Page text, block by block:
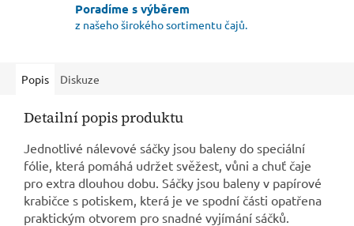
Poradíme s výběrem
z našeho širokého sortimentu čajů.
Popis Diskuze
Detailní popis produktu
Jednotlivé nálevové sáčky jsou baleny do speciální
fólie, která pomáhá udržet svěžest, vůni a chuť čaje
pro extra dlouhou dobu. Sáčky jsou baleny v papírové
krabičce s potiskem, která je ve spodní části opatřena
praktickým otvorem pro snadné vyjímání sáčků.